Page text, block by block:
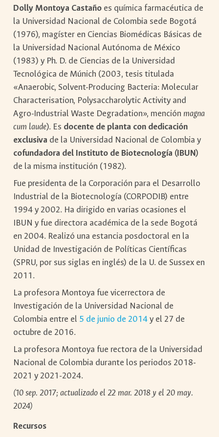
Dolly Montoya Castaño es química farmacéutica de
la Universidad Nacional de Colombia sede Bogotá
(1976), magíster en Ciencias Biomédicas Básicas de
la Universidad Nacional Autónoma de México
(1983) y Ph. D. de Ciencias de la Universidad
Tecnológica de Múnich (2003, tesis titulada
«Anaerobic, Solvent-Producing Bacteria: Molecular
Characterisation, Polysaccharolytic Activity and
Agro-Industrial Waste Degradation», mención magna
cum laude). Es docente de planta con dedicación
exclusiva de la Universidad Nacional de Colombia y
cofundadora del Instituto de Biotecnología (IBUN)
de la misma institución (1982).
Fue presidenta de la Corporación para el Desarrollo
Industrial de la Biotecnología (CORPODIB) entre
1994 y 2002. Ha dirigido en varias ocasiones el
IBUN y fue directora académica de la sede Bogotá
en 2004. Realizó una estancia posdoctoral en la
Unidad de Investigación de Políticas Científicas
(SPRU, por sus siglas en inglés) de la U. de Sussex en
2011.
La profesora Montoya fue vicerrectora de
Investigación de la Universidad Nacional de
Colombia entre el 5 de junio de 2014y el 27 de
octubre de 2016.
La profesora Montoya fue rectora de la Universidad
Nacional de Colombia durante los periodos 2018-
2021 y 2021-2024.
(10 sep. 2017; actualizado el 22 mar. 2018 y el 20 may.
2024)
Recursos